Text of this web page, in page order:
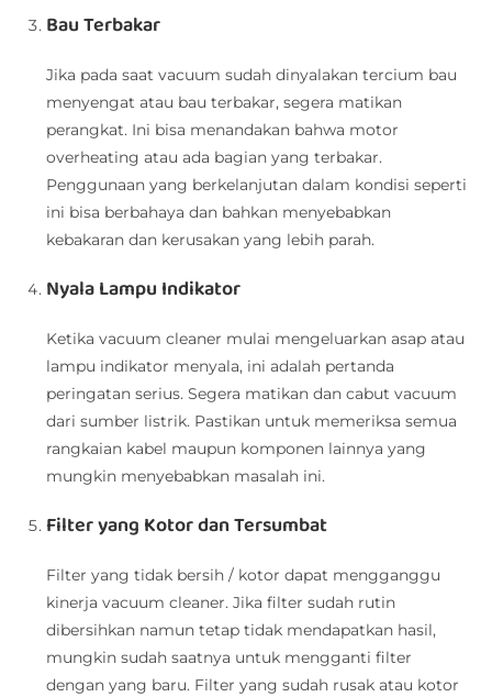
Bau Terbakar
Jika pada saat vacuum sudah dinyalakan tercium bau
menyengat atau bau terbakar, segera matikan
perangkat. Ini bisa menandakan bahwa motor
overheating atau ada bagian yang terbakar.
Penggunaan yang berkelanjutan dalam kondisi seperti
ini bisa berbahaya dan bahkan menyebabkan
kebakaran dan kerusakan yang lebih parah.
Nyala Lampu Indikator
Ketika vacuum cleaner mulai mengeluarkan asap atau
lampu indikator menyala, ini adalah pertanda
peringatan serius. Segera matikan dan cabut vacuum
dari sumber listrik. Pastikan untuk memeriksa semua
rangkaian kabel maupun komponen lainnya yang
mungkin menyebabkan masalah ini.
Filter yang Kotor dan Tersumbat
Filter yang tidak bersih / kotor dapat mengganggu
kinerja vacuum cleaner. Jika filter sudah rutin
dibersihkan namun tetap tidak mendapatkan hasil,
mungkin sudah saatnya untuk mengganti filter
dengan yang baru. Filter yang sudah rusak atau kotor